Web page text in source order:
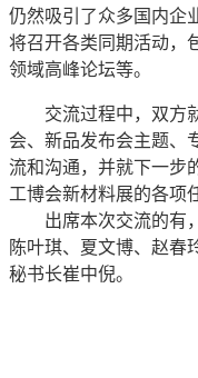
仍然吸引了众多国内企
将召开各类同期活动，
领域高峰论坛等。
交流过程中，双方
会、新品发布会主题、
流和沟通，并就下一步
工博会新材料展的各项
出席本次交流的有
陈叶琪、夏文博、赵春
秘书长崔中倪。